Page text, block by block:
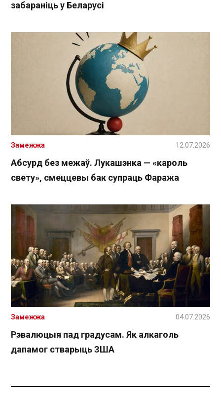
забараніць у Беларусі
Абсурд без межаў. Лукашэнка — «кароль
свету», смеццевы бак супраць Фаража
Замежжа 12.07.2026
Рэвалюцыя пад градусам. Як алкаголь
дапамог стварыць ЗША
Замежжа 04.07.2026